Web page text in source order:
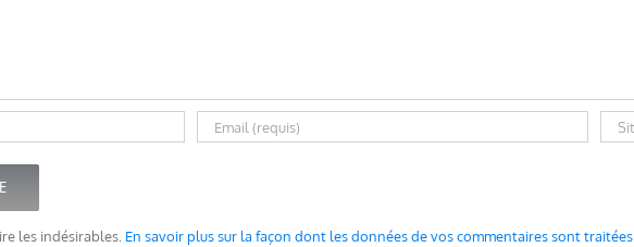
les indésirables. En savoir plus sur la façon dont les données de vos commentaires sont traitées